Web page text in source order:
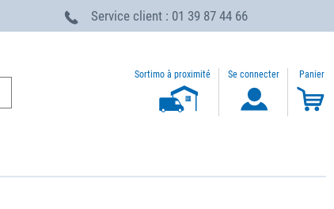
Service client : 01 39 87 44 66
Sortimo à proximité Se connecter Panier